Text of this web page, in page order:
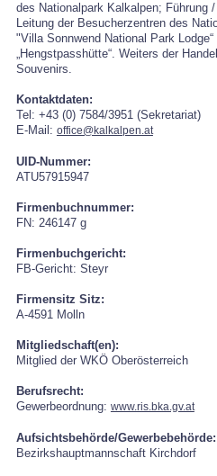
des Nationalpark Kalkalpen; Führung /
Leitung der Besucherzentren des
"Villa Sonnwend National Park
„Hengstpasshütte“. Weiters der
Souvenirs.
Kontaktdaten:
Tel: +43 (0) 7584/3951 (Sekretariat)
E-Mail: office@kalkalpen.at
UID-Nummer:
ATU57915947
Firmenbuchnummer:
FN: 246147 g
Firmenbuchgericht:
FB-Gericht: Steyr
Firmensitz Sitz:
A-4591 Molln
Mitgliedschaft(en):
Mitglied der WKÖ Oberösterreich
Berufsrecht:
Gewerbeordnung: www.ris.bka.gv.at
Aufsichtsbehörde/Gewerbebehörde:
Bezirkshauptmannschaft Kirchdorf